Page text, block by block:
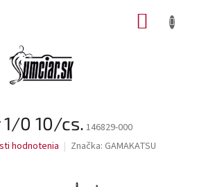
1/0 10/cs. 146829-000
hodnotenia Značka: GAMAKATSU